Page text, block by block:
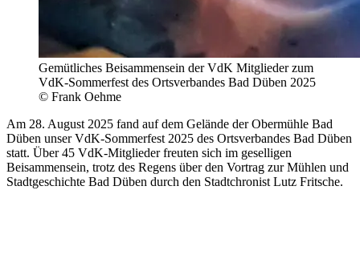
Gemütliches Beisammensein der VdK Mitglieder zum
VdK-Sommerfest des Ortsverbandes Bad Düben 2025
© Frank Oehme
Am 28. August 2025 fand auf dem Gelände der Obermühle Bad
Düben unser VdK-Sommerfest 2025 des Ortsverbandes Bad Düben
statt. Über 45 VdK-Mitglieder freuten sich im geselligen
Beisammensein, trotz des Regens über den Vortrag zur Mühlen und
Stadtgeschichte Bad Düben durch den Stadtchronist Lutz Fritsche.